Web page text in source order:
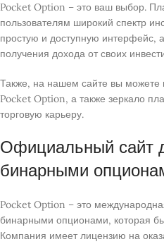
Pocket Option – это ваш выбор.
пользователям широкий спектр
простую и доступную интерфейс,
получения дохода от своих
Также, на нашем сайте вы можете
Pocket Option, а также зеркало
торговую карьеру.
Официальный сайт
бинарными
Pocket Option – это
бинарными опционами, которая
Компания имеет лицензию на